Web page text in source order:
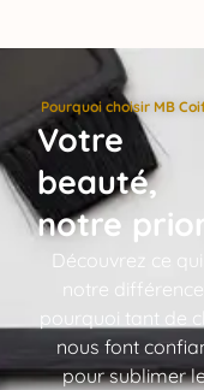
Pourquoi choisir MB
Votre
beauté,
notre
Découvrez ce
notre
pourquoi tant de
nous font
pour sublimer